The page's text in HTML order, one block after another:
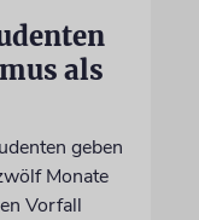
als
geben
Monate
Vorfall